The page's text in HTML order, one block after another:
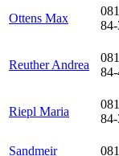
Ottens Max
Reuther Andrea
Riepl Maria
Sandmeir